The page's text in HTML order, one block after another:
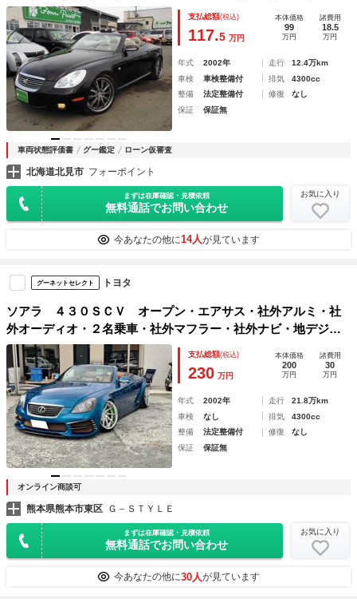
ＨＩＤライト オートクルーズ オートライト トラクション
コントロール ＣＤ＆ＭＤ
支払総額(税込)
117.5 万円
本体価格
99
万円
諸費用
18.5
万円
年式 2002年 走行
12.4万km
車検
車検整備付 排気
4300cc
整備
法定整備付 修復
なし
保証
保証無
車両状態評価書 グー鑑定 ローン仮審査
北海道北見市 フォーポイント
まずは在庫確認・見積依頼
無料通話でお問い合わせ
お気に入り
今あなたの他に14人が見ています
グーネットセレクト トヨタ
ソアラ ４３０ＳＣＶ オープン・エアサス・社外アルミ・社
外オーディオ・２名乗車・社外マフラー・社外ナビ・地デジナ
ビ・サクションパイプ・社外エアロ
支払総額(税込)
230 万円
本体価格
200
万円
諸費用
30
万円
年式 2002年 走行
21.8万km
車検
なし 排気
4300cc
整備
法定整備付 修復
なし
保証
保証無
オンライン商談可
熊本県熊本市東区 Ｇ－ＳＴＹＬＥ
まずは在庫確認・見積依頼
無料通話でお問い合わせ
お気に入り
今あなたの他に30人が見ています